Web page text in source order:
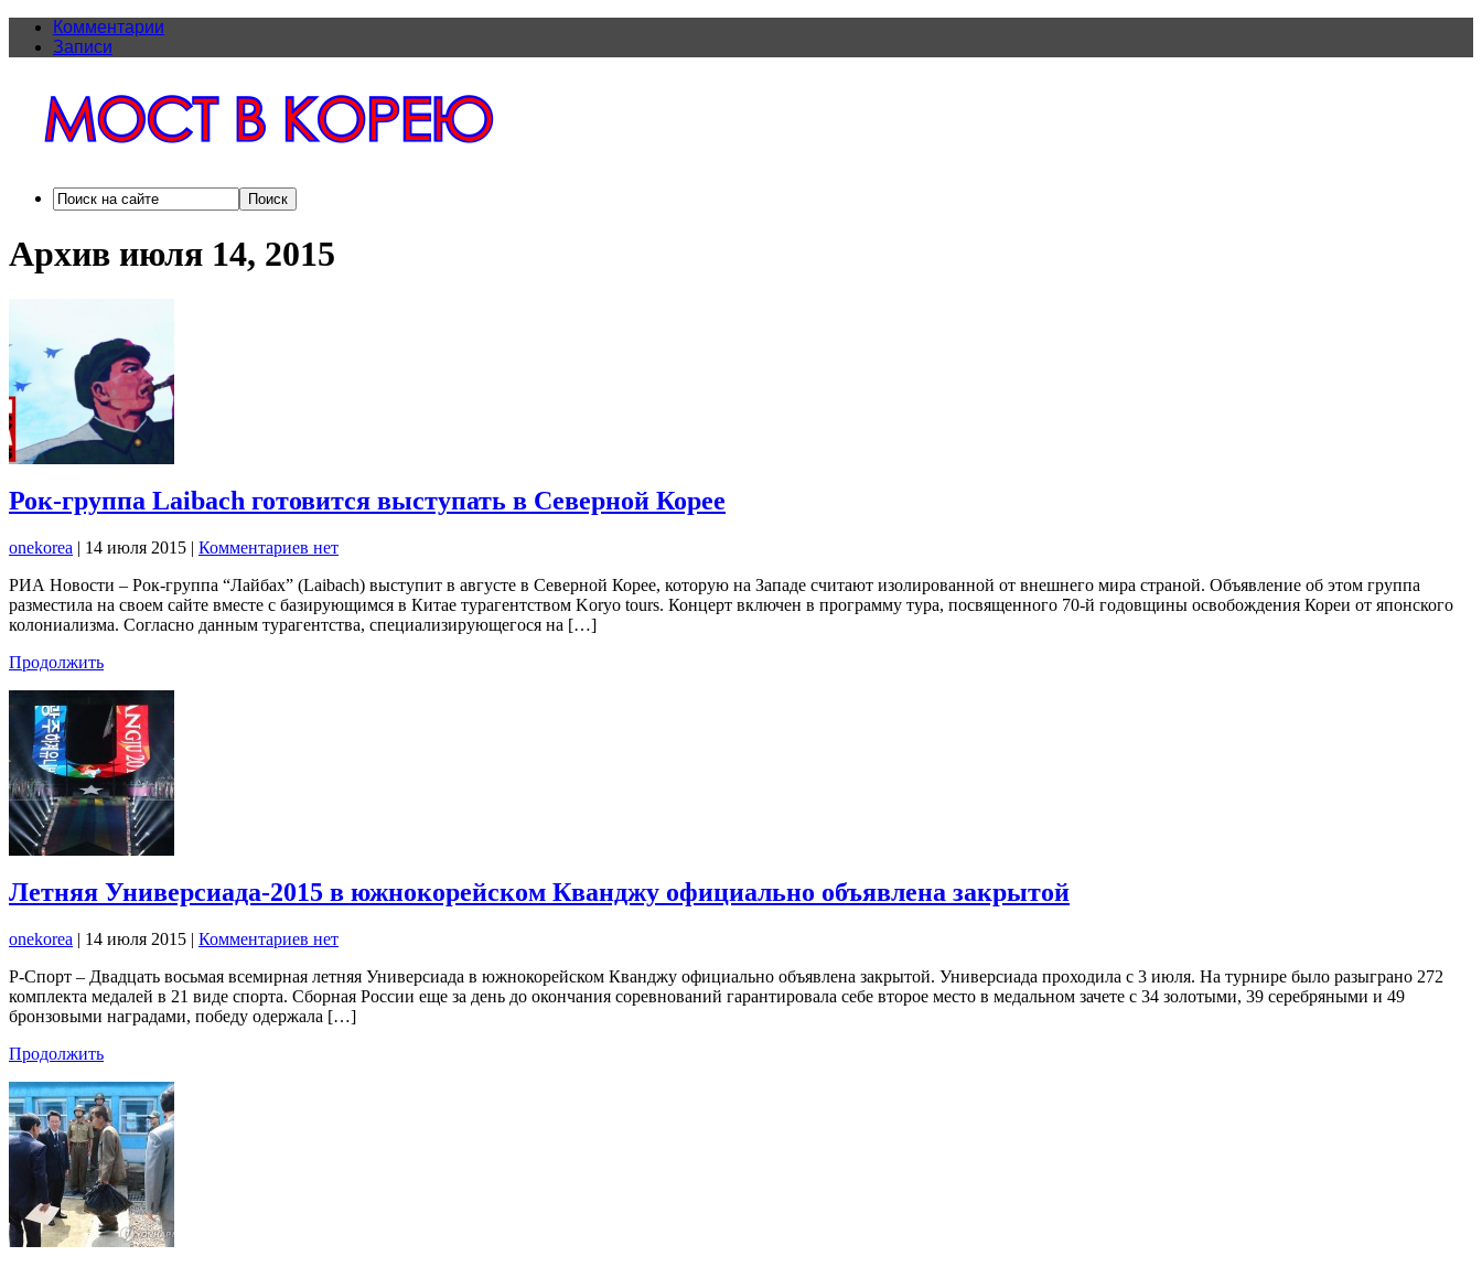
Комментарии
Записи
Архив июля 14, 2015
Рок-группа Laibach готовится выступать в Северной Корее
onekorea | 14 июля 2015 | Комментариев нет
РИА Новости – Рок-группа “Лайбах” (Laibach) выступит в августе в Северной Корее, которую на Западе считают изолированной от внешнего мира страной. Объявление об этом группа
разместила на своем сайте вместе с базирующимся в Китае турагентством Koryo tours. Концерт включен в программу тура, посвященного 70-й годовщины освобождения Кореи от японского
колониализма. Согласно данным турагентства, специализирующегося на […]
Продолжить
Летняя Универсиада-2015 в южнокорейском Кванджу официально объявлена закрытой
onekorea | 14 июля 2015 | Комментариев нет
Р-Спорт – Двадцать восьмая всемирная летняя Универсиада в южнокорейском Кванджу официально объявлена закрытой. Универсиада проходила с 3 июля. На турнире было разыграно 272
комплекта медалей в 21 виде спорта. Сборная России еще за день до окончания соревнований гарантировала себе второе место в медальном зачете с 34 золотыми, 39 серебряными и 49
бронзовыми наградами, победу одержала […]
Продолжить